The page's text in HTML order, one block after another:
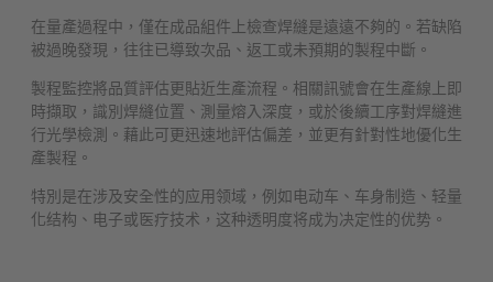
在量產過程中，僅在成品組件上檢查焊縫是遠遠不夠的。若缺陷
被過晚發現，往往已導致次品、返工或未預期的製程中斷。
製程監控將品質評估更貼近生產流程。相關訊號會在生產線上即
時擷取，識別焊縫位置、測量熔入深度，或於後續工序對焊縫進
行光學檢測。藉此可更迅速地評估偏差，並更有針對性地優化生
產製程。
特別是在涉及安全性的应用领域，例如电动车、车身制造、轻量
化结构、电子或医疗技术，这种透明度将成为决定性的优势。